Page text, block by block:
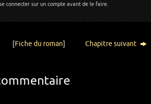
connecter sur un compte avant de le faire.
[Fiche du roman] Chapitre suivant